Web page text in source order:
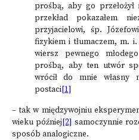
prośbą, aby go przełożył
przekład pokazałem
przyjacielowi, śp.
fizykiem i tłumaczem, m.
wiersz pewnego
prośbą, aby ten utwór
wrócił do mnie
postaci[1]
– tak w międzywojniu
wieku później [2] samoczynnie
sposób analogiczne.